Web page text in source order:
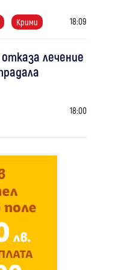
Крими 18:09
лечение
18:00